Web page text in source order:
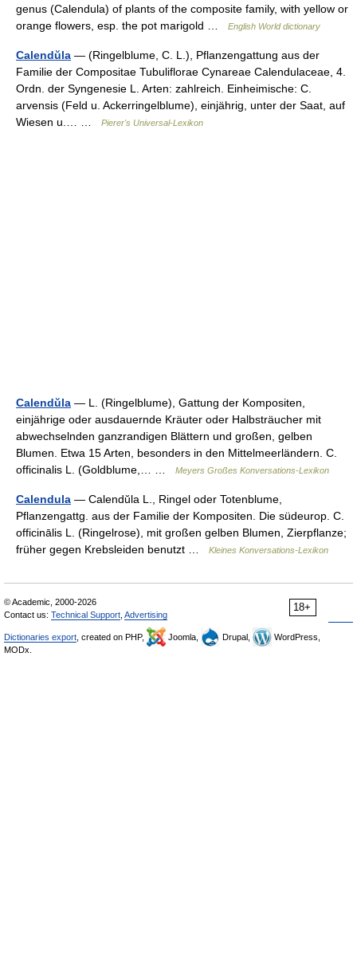
genus (Calendula) of plants of the composite family, with yellow or
orange flowers, esp. the pot marigold …
English World dictionary
Calendŭla — (Ringelblume, C. L.), Pflanzengattung aus der
Familie der Compositae Tubuliflorae Cynareae Calendulaceae, 4.
Ordn. der Syngenesie L. Arten: zahlreich. Einheimische: C.
arvensis (Feld u. Ackerringelblume), einjährig, unter der Saat, auf
Wiesen u.… …
Pierer's Universal-Lexikon
Calendŭla — L. (Ringelblume), Gattung der Kompositen,
einjährige oder ausdauernde Kräuter oder Halbsträucher mit
abwechselnden ganzrandigen Blättern und großen, gelben
Blumen. Etwa 15 Arten, besonders in den Mittelmeerländern. C.
officinalis L. (Goldblume,… …
Meyers Großes Konversations-Lexikon
Calendula — Calendŭla L., Ringel oder Totenblume,
Pflanzengattg. aus der Familie der Kompositen. Die südeurop. C.
officinālis L. (Ringelrose), mit großen gelben Blumen, Zierpflanze;
früher gegen Krebsleiden benutzt …
Kleines Konversations-Lexikon
18+
© Academic, 2000-2026
Contact us: Technical Support Advertising
Dictionaries export , created on PHP, Joomla, Drupal,
WordPress,
MODx.